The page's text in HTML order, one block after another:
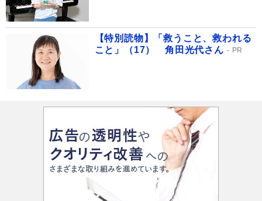
【特別読物】「救うこと、救われる
こと」（17） 角田光代さん
PR